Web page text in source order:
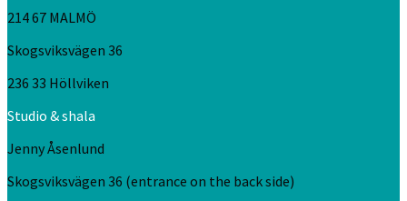
214 67 MALMÖ
Skogsviksvägen 36
236 33 Höllviken
Studio & shala
Jenny Åsenlund
Skogsviksvägen 36 (entrance on the back side)